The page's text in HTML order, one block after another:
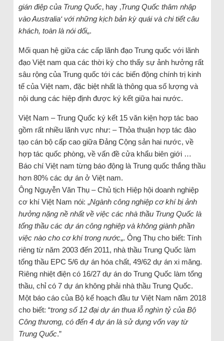
gián điệp của Trung Quốc‚ hay ‚Trung Quốc thâm nhập
vào Australia‘ với những kịch bản kỳ quái và chi tiết câu
khách, toàn là nói dối„.
Mối quan hệ giữa các cấp lãnh đạo Trung quốc với lãnh
đạo Việt nam qua các thời kỳ cho thấy sự ảnh hưởng rất
sâu rộng của Trung quốc tới các biến động chính trị kinh
tế của Việt nam, đặc biệt nhất là thông qua số lượng và
nội dung các hiệp định được ký kết giữa hai nước.
Việt Nam – Trung Quốc ký kết 15 văn kiện hợp tác bao
gồm rất nhiều lãnh vực như: – Thỏa thuận hợp tác đào
tạo cán bộ cấp cao giữa Đảng Cộng sản hai nước, về
hợp tác quốc phòng, về vấn đề cửa khẩu biên giới …
Báo chí Việt nam từng báo động là Trung quốc thắng thầu
hơn 80% các dự án ở Việt nam.
Ông Nguyễn Văn Thụ – Chủ tịch Hiệp hội doanh nghiệp
cơ khí Việt Nam nói: „Ngành công nghiệp cơ khí bị ảnh
hưởng nặng nề nhất về việc các nhà thầu Trung Quốc là
tổng thầu các dự án công nghiệp và không giành phần
việc nào cho cơ khí trong nước„. Ông Thụ cho biết: Tính
riêng từ năm 2003 đến 2011, nhà thầu Trung Quốc làm
tổng thầu EPC 5/6 dự án hóa chất, 49/62 dự án xi măng.
Riêng nhiệt điện có 16/27 dự án do Trung Quốc làm tổng
thầu, chỉ có 7 dự án không phải nhà thầu Trung Quốc.
Một báo cáo của Bộ kế hoạch đầu tư Việt Nam năm 2018
cho biết: “trong số 12 đại dự án thua lỗ nghìn tỷ của Bộ
Công thương, có đến 4 dự án là sử dụng vốn vay từ
Trung Quốc.”